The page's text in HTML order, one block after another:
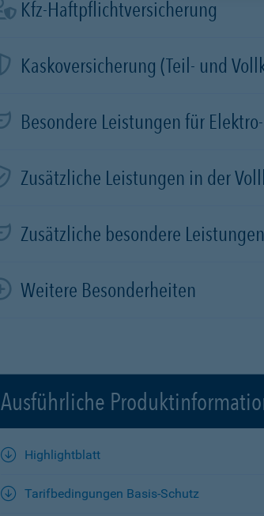
Kfz-Haftpflichtversicherung
Kaskoversicherung (Teil- und
Besondere Leistungen für
Zusätzliche Leistungen in der
Zusätzliche besondere
Weitere Besonderheiten
Ausführliche
Highlightblatt
Tarifbedingungen Basis-Schutz